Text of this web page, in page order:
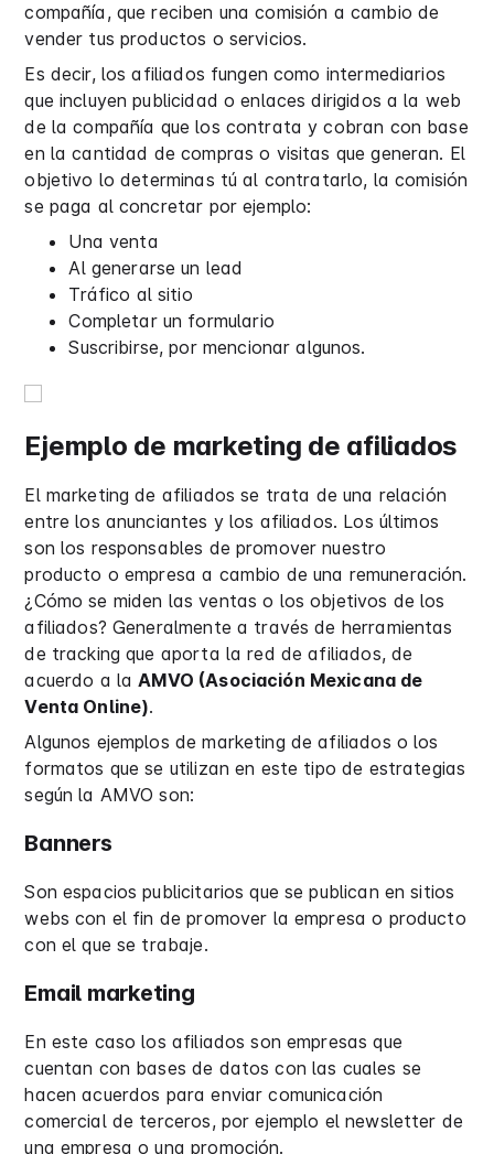
compañía, que reciben una comisión a cambio de
vender tus productos o servicios.
Es decir, los afiliados fungen como intermediarios
que incluyen publicidad o enlaces dirigidos a la web
de la compañía que los contrata y cobran con base
en la cantidad de compras o visitas que generan. El
objetivo lo determinas tú al contratarlo, la comisión
se paga al concretar por ejemplo:
Una venta
Al generarse un lead
Tráfico al sitio
Completar un formulario
Suscribirse, por mencionar algunos.
Ejemplo de marketing de afiliados
El marketing de afiliados se trata de una relación
entre los anunciantes y los afiliados. Los últimos
son los responsables de promover nuestro
producto o empresa a cambio de una remuneración.
¿Cómo se miden las ventas o los objetivos de los
afiliados? Generalmente a través de herramientas
de tracking que aporta la red de afiliados, de
acuerdo a laAMVO (Asociación Mexicana de
Venta Online).
Algunos ejemplos de marketing de afiliados o los
formatos que se utilizan en este tipo de estrategias
según la AMVO son:
Banners
Son espacios publicitarios que se publican en sitios
webs con el fin de promover la empresa o producto
con el que se trabaje.
Email marketing
En este caso los afiliados son empresas que
cuentan con bases de datos con las cuales se
hacen acuerdos para enviar comunicación
comercial de terceros, por ejemplo el newsletter de
una empresa o una promoción.